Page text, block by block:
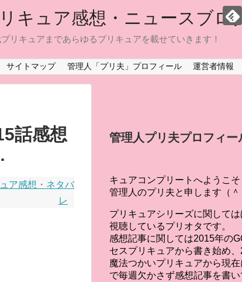
キュア感想・ニュースブロ
リキュアまであらゆるプリキュアを載せていきます！
サイトマップ 管理人「プリ夫」プロフィール 運営者情報
話感想
ア感想・ネタバ
レ
管理人プリ夫プロフィー
キュアコンプリートへようこそ
管理人のプリ夫と申します（＾
プリキュアシリーズに関しては
視聴しているプリオタです。
感想記事に関しては2015年の
セスプリキュアから書き始め
魔法つかいプリキュアから現在
で毎週欠かさず感想記事を書